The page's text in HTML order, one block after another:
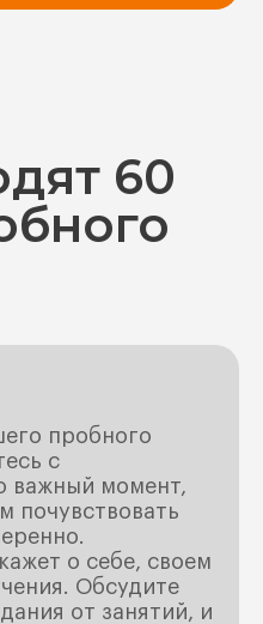
60
пробного
с
важный момент,
почувствовать
о себе, своем
Обсудите
от занятий, и